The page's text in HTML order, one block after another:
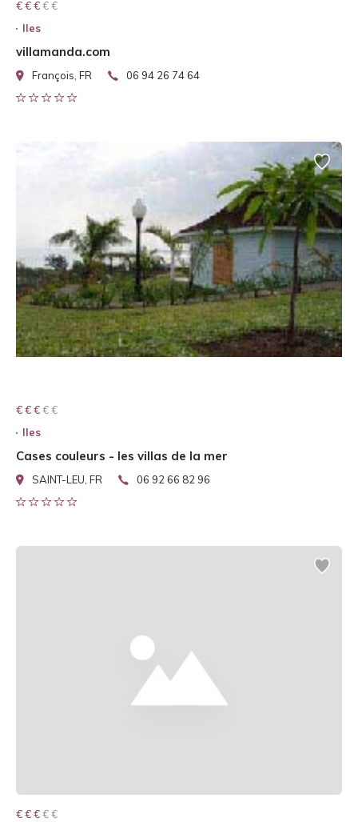
€ € € € €
€ € €
Iles
villamanda.com
François, FR 06 94 26 74 64
€ € € € €
€ € €
Iles
Cases couleurs - les villas de la mer
SAINT-LEU, FR 06 92 66 82 96
€ € € € €
€ € €